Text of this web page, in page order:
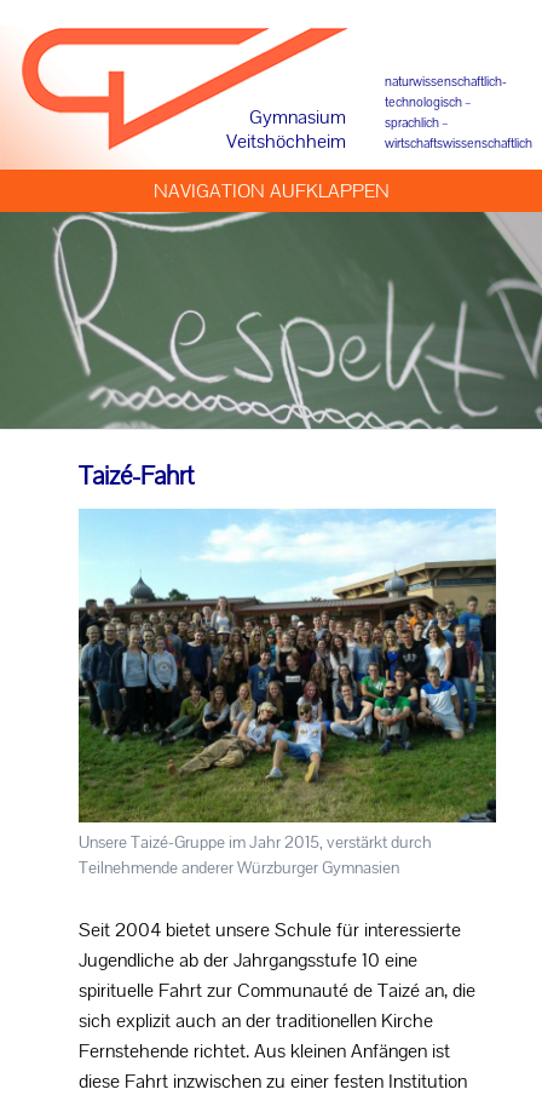
Gymnasium
Veitshöchheim
naturwissenschaftlich-
technologisch –
sprachlich –
wirtschaftswissenschaftlich
NAVIGATION AUFKLAPPEN
Taizé-Fahrt
Unsere Taizé-Gruppe im Jahr 2015, verstärkt durch
Teilnehmende anderer Würzburger Gymnasien
Seit 2004 bietet unsere Schule für interessierte
Jugendliche ab der Jahrgangsstufe 10 eine
spirituelle Fahrt zur Communauté de Taizé an, die
sich explizit auch an der traditionellen Kirche
Fernstehende richtet. Aus kleinen Anfängen ist
diese Fahrt inzwischen zu einer festen Institution
SuSi
Skikurse
Pompejanum
Ruhrgebiet
Taizé
NS-Gedenkstätten
Auslandskontakte
Theater
Schülerzeitung
Wettbewerbe
PROJEKTE
SERVICE